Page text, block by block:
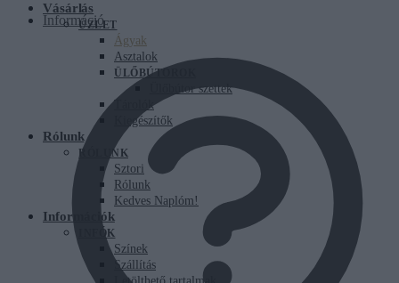
Információ
Vásárlás
ÜZLET
Ágyak
Asztalok
ÜLŐBÚTOROK
Ülőbútor szettek
Tárolók
Kiegészítők
Rólunk
RÓLUNK
Sztori
Rólunk
Kedves Naplóm!
Információk
INFÓK
Színek
Szállítás